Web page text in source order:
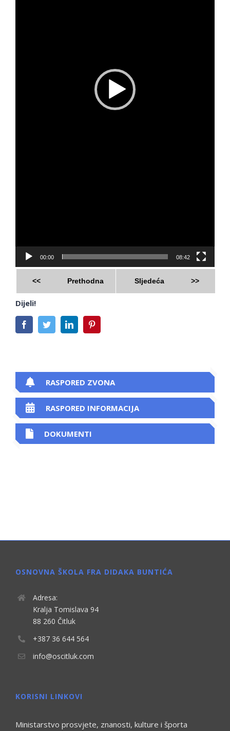
00:00 08:42
<< Prethodna Sljedeća >>
Dijeli!
FacebookTwitterLinkedIn
RASPORED ZVONA
RASPORED INFORMACIJA
DOKUMENTI
OSNOVNA ŠKOLA FRA DIDAKA BUNTIĆA
Adresa:
Kralja Tomislava 94
88 260 Čitluk
+387 36 644 564
info@oscitluk.com
KORISNI LINKOVI
Ministarstvo prosvjete, znanosti, kulture i športa